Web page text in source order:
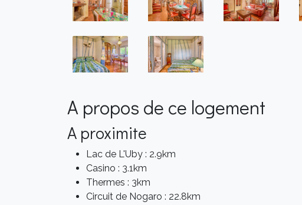
A propos de ce logement
A proximite
Lac de L'Uby : 2.9km
Casino : 3.1km
Thermes : 3km
Circuit de Nogaro : 22.8km